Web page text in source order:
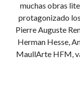
muchas obras
protagonizado
Pierre Auguste
Herman Hesse,
MaullArte HFM,